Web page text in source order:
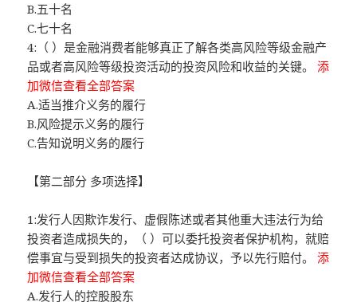
B.五十名
C.七十名
4:（ ）是金融消费者能够真正了解各类高风险等级金融产
品或者高风险等级投资活动的投资风险和收益的关键。添
加微信查看全部答案
A.适当推介义务的履行
B.风险提示义务的履行
C.告知说明义务的履行
【第二部分 多项选择】
1:发行人因欺诈发行、虚假陈述或者其他重大违法行为给
投资者造成损失的，（ ）可以委托投资者保护机构，就赔
偿事宜与受到损失的投资者达成协议，予以先行赔付。添
加微信查看全部答案
A.发行人的控股股东